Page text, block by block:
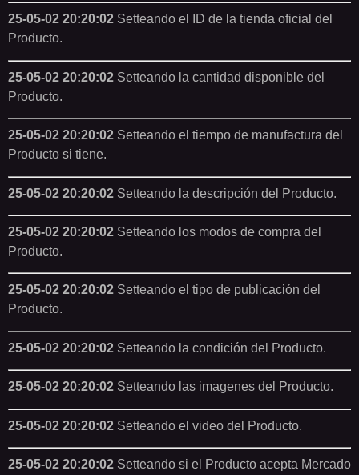
25-05-02 20:20:02 Setteando el ID de la tienda oficial del
Producto.
25-05-02 20:20:02 Setteando la cantidad disponible del
Producto.
25-05-02 20:20:02 Setteando el tiempo de manufactura del
Producto si tiene.
25-05-02 20:20:02 Setteando la descripción del Producto.
25-05-02 20:20:02 Setteando los modos de compra del
Producto.
25-05-02 20:20:02 Setteando el tipo de publicación del
Producto.
25-05-02 20:20:02 Setteando la condición del Producto.
25-05-02 20:20:02 Setteando las imagenes del Producto.
25-05-02 20:20:02 Setteando el video del Producto.
25-05-02 20:20:02 Setteando si el Producto acepta Mercado